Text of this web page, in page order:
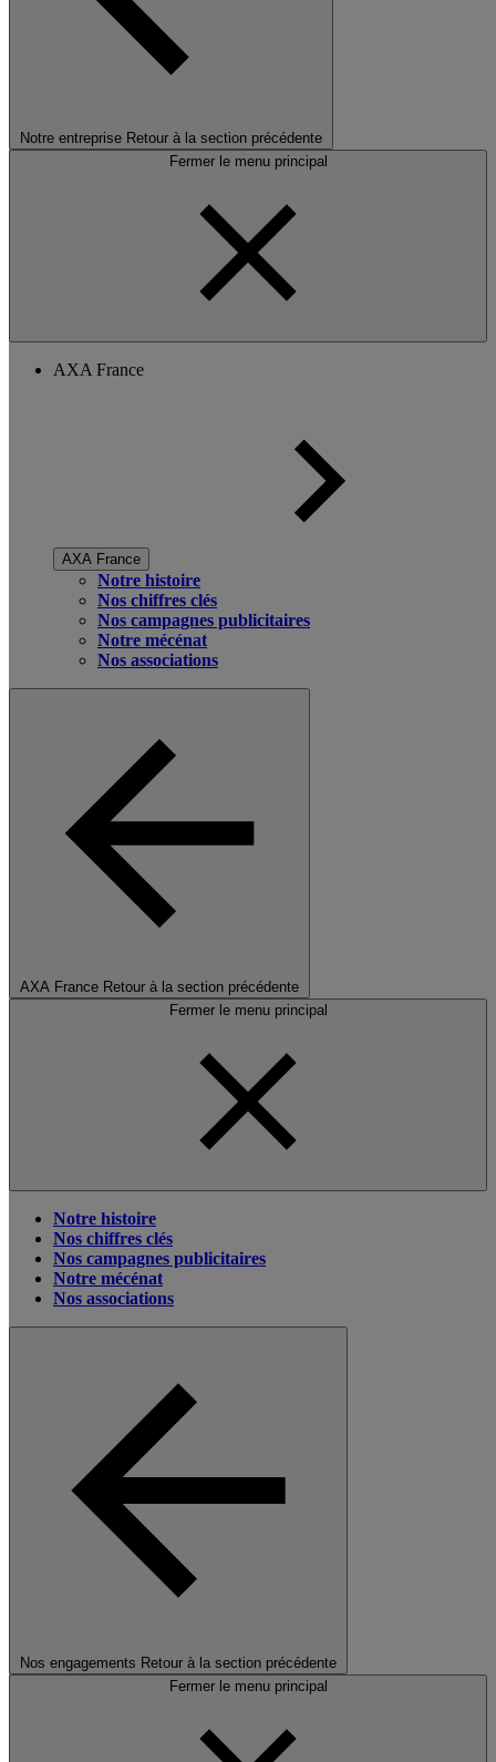
Notre entreprise Retour à la section précédente
Fermer le menu principal
AXA France
AXA France
Notre histoire
Nos chiffres clés
Nos campagnes publicitaires
Notre mécénat
Nos associations
AXA France Retour à la section précédente
Fermer le menu principal
Notre histoire
Nos chiffres clés
Nos campagnes publicitaires
Notre mécénat
Nos associations
Nos engagements Retour à la section précédente
Fermer le menu principal